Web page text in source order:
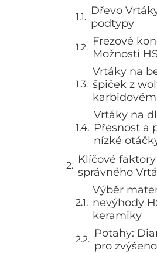
Dřevo
podtypy
Frezové
Možnosti
Vrtáky na
špiček z
karbidovém
Vrtáky na
Přesnost a
nízké
Klíčové
správného
Výběr
nevýhody
keramiky
Potahy:
pro